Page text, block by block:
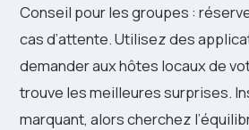
Conseil pour les groupes :
cas d’attente. Utilisez des
demander aux hôtes locaux de
trouve les meilleures surprises.
marquant, alors cherchez